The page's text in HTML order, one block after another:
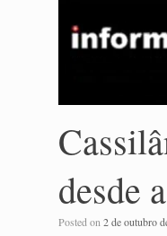
desde
Posted on2 de outubro